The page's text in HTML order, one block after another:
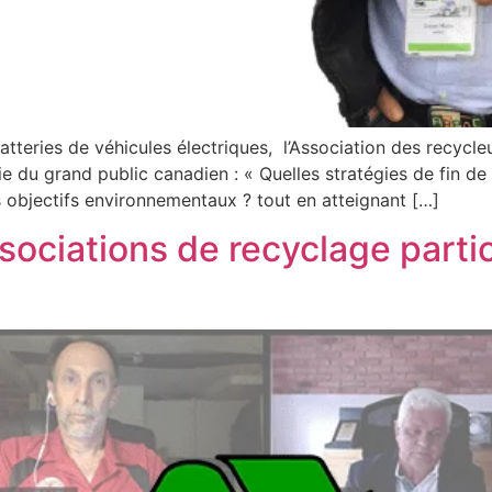
de véhicules électriques, l’Association des
du grand public canadien : « Quelles stratégies de fin
environnementaux ? tout en atteignant […]
de recyclage